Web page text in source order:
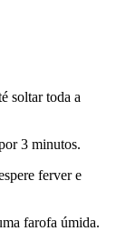
soltar toda a
3 minutos.
ferver e
farofa úmida.